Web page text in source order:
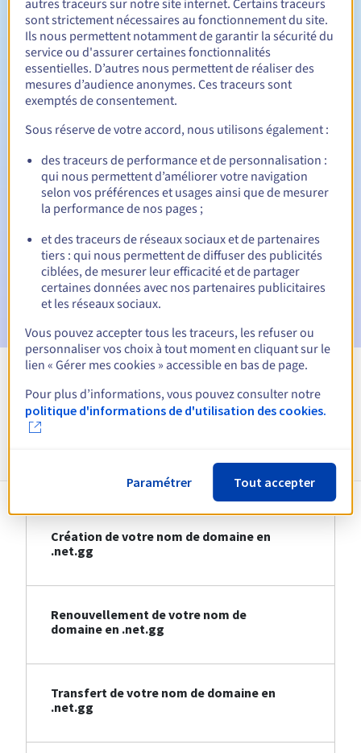
Durée de renouvellement Entre 1 et 9 ans
Période de rédemption
Notifications automatiques :
E-mails d'avertissement : 60, 30, 15, 7 et 3 jours avant la
date d'échéance
E-mail le jour de l'expirationpour notification de la
suspension du nom de domaine
E-mail après la période de grâce de rédemptionpour
notification de la suppression du nom de domaine
Voir toutes les extensions
Création de votre nom de domaine en
.net.gg
Renouvellement de votre nom de
domaine en .net.gg
Transfert de votre nom de domaine en
.net.gg
autres traceurs sur notre site internet. Certains traceurs
sont strictement nécessaires au fonctionnement du site.
Ils nous permettent notamment de garantir la sécurité du
service ou d'assurer certaines fonctionnalités
essentielles. D’autres nous permettent de réaliser des
mesures d’audience anonymes. Ces traceurs sont
exemptés de consentement.
Sous réserve de votre accord, nous utilisons également :
des traceurs de performance et de personnalisation :
qui nous permettent d’améliorer votre navigation
selon vos préférences et usages ainsi que de mesurer
la performance de nos pages ;
et des traceurs de réseaux sociaux et de partenaires
tiers : qui nous permettent de diffuser des publicités
ciblées, de mesurer leur efficacité et de partager
certaines données avec nos partenaires publicitaires
et les réseaux sociaux.
Vous pouvez accepter tous les traceurs, les refuser ou
personnaliser vos choix à tout moment en cliquant sur le
lien « Gérer mes cookies » accessible en bas de page.
Pour plus d’informations, vous pouvez consulter notre
politique d'informations de d'utilisation des cookies.
Paramétrer Tout accepter